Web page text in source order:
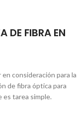
DE FIBRA EN
consideración para la
de fibra óptica para
es tarea simple.